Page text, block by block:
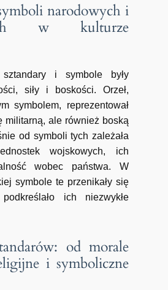
narodowych i
w kulturze
i symbole były
siły i boskości. Orzeł,
symbolem, reprezentował
militarną, ale również boską
od symboli tych zależała
wojskowych, ich
wobec państwa. W
symbole te przenikały się
ich niezwykłe
od morale
i symboliczne